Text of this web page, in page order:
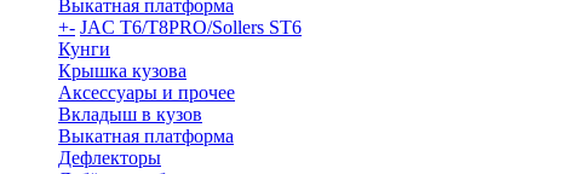
Выкатная платформа
+- JAC T6/T8PRO/Sollers ST6
Кунги
Крышка кузова
Аксессуары и прочее
Вкладыш в кузов
Выкатная платформа
Дефлекторы